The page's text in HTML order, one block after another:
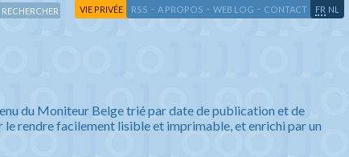
VIE PRIVÉE RSS - A PROPOS - WEB LOG - CONTACT FR NL
du Moniteur Belge trié par date de publication et de
rendre facilement lisible et imprimable, et enrichi par un